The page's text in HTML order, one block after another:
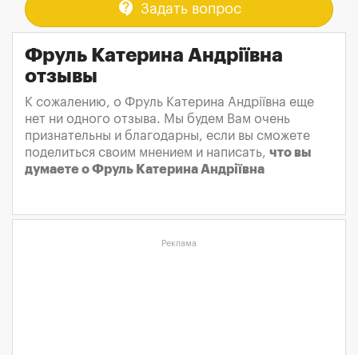
contact_support Задать вопрос
Фруль Катерина Андріївна
отзывы
К сожалению, о Фруль Катерина Андріївна еще
нет ни одного отзыва. Мы будем Вам очень
признательны и благодарны, если вы сможете
поделиться своим мнением и написать, что вы
думаете о Фруль Катерина Андріївна
Реклама